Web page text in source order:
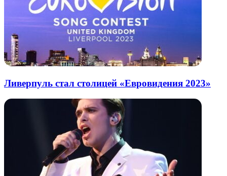
Ливерпуль стал столицей «Евровидения 2023»